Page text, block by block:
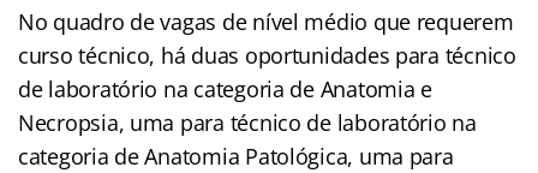
No quadro de vagas de nível médio que requerem
curso técnico, há duas oportunidades para técnico
de laboratório na categoria de Anatomia e
Necropsia, uma para técnico de laboratório na
categoria de Anatomia Patológica, uma para